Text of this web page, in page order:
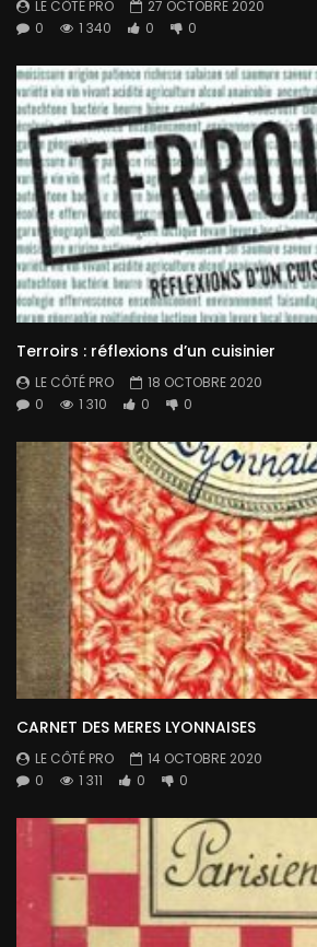
LE CÔTÉ PRO
27 OCTOBRE 2020
0
1 340 0 0
Terroirs : réflexions d’un cuisinier
LE CÔTÉ PRO
18 OCTOBRE 2020
0
1 310 0 0
CARNET DES MERES LYONNAISES
LE CÔTÉ PRO
14 OCTOBRE 2020
0
1 311 0 0